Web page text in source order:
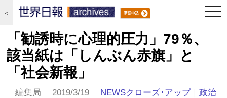
＜
「勧誘時に心理的圧力」79％、
該当紙は「しんぶん赤旗」と
「社会新報」
編集局 2019/3/19 NEWSクローズ･アップ｜政治